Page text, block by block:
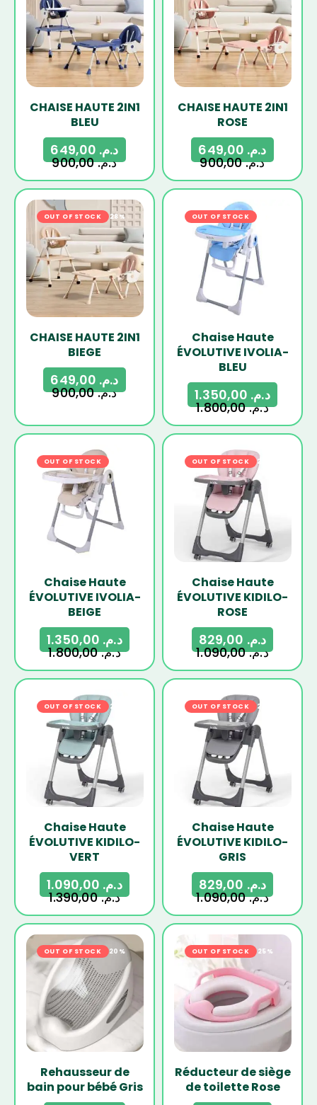
CHAISE HAUTE 2IN1
BLEU
د.م.900,00
د.م.
CHAISE HAUTE 2IN1
ROSE
د.م.900,00
د.م.
OUT OF STOCK -28%
CHAISE HAUTE 2IN1
BIEGE
د.م.900,00
د.م.
OUT OF STOCK -25%
Chaise Haute
ÉVOLUTIVE IVOLIA-
BLEU
د.م.1.800,00
د.م.
OUT OF STOCK -25%
Chaise Haute
ÉVOLUTIVE IVOLIA-
BEIGE
د.م.1.800,00
د.م.
OUT OF STOCK -24%
Chaise Haute
ÉVOLUTIVE KIDILO-
ROSE
د.م.1.090,00
د.م.
OUT OF STOCK -22%
Chaise Haute
ÉVOLUTIVE KIDILO-
VERT
د.م.1.390,00
د.م.
OUT OF STOCK -24%
Chaise Haute
ÉVOLUTIVE KIDILO-
GRIS
د.م.1.090,00
د.م.
OUT OF STOCK -20%
Rehausseur de
bain pour bébé Gris
OUT OF STOCK -25%
Réducteur de siège
de toilette Rose